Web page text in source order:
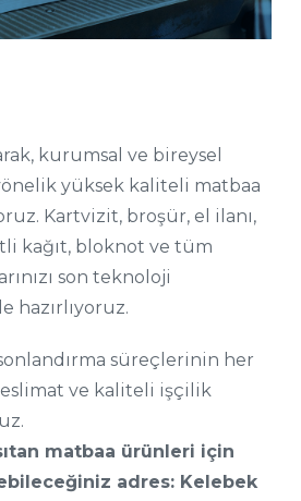
kurumsal ve bireysel
yüksek kaliteli matbaa
Kartvizit, broşür, el ilanı,
kağıt, bloknot ve tüm
son teknoloji
hazırlıyoruz.
sonlandırma süreçlerinin her
teslimat ve kaliteli işçilik
matbaa ürünleri için
adres: Kelebek